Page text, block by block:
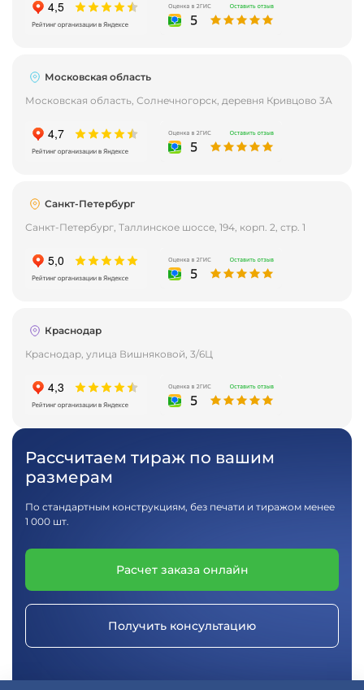
Московская область
Московская область, Солнечногорск, деревня Кривцово 3А
Санкт-Петербург
Санкт-Петербург, Таллинское шоссе, 194, корп. 2, стр. 1
Краснодар
Краснодар, улица Вишняковой, 3/6Ц
Рассчитаем тираж по вашим
размерам
По стандартным конструкциям, без печати и тиражом менее
1 000 шт.
Расчет заказа онлайн
Получить консультацию